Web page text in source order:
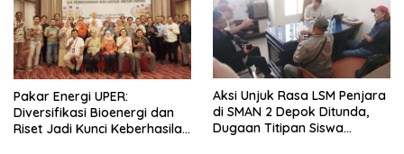
Pakar Energi UPER:
Diversifikasi Bioenergi dan
Riset Jadi Kunci Keberhasilan
Aksi Unjuk Rasa LSM Penjara
di SMAN 2 Depok Ditunda,
Dugaan Titipan Siswa